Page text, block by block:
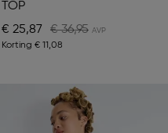
TOP
€ 25,87
€ 36,95
Korting € 11,08